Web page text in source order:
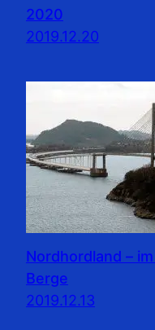
2020
2019.12.20
Nordhordland –
Berge
2019.12.13